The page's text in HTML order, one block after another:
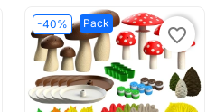
-40% Pack
favorite_border